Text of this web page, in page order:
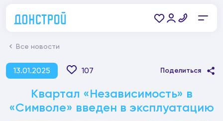
Все новости
13.01.2025 107 Поделиться
Квартал «Независимость» в
«Символе» введен в эксплуатацию